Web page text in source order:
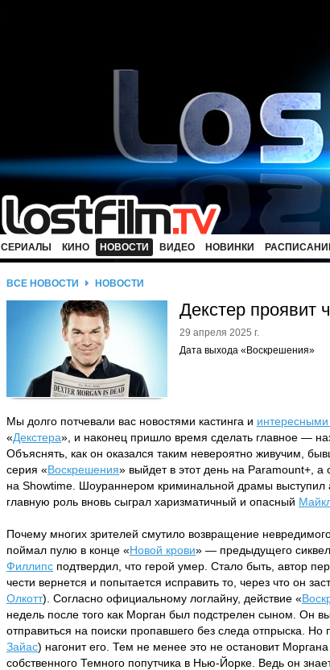
СЕРИАЛЫ КИНО НОВОСТИ ВИДЕО НОВИНКИ
ВСЕ НОВОСТИ НОВОСТИ
Декстер проявит
29 апреля 2025 г.
Дата выхода «Воскрешения»
Мы долго потчевали вас новостями кастинга и
«Декстера», и наконец пришло время сделать главное —
Объяснять, как он оказался таким невероятно живучим,
серия «Воскрешения» выйдет в этот день на Paramount+, а
на Showtime. Шоураннером криминальной драмы выступил
главную роль вновь сыграл харизматичный и опасный
Почему многих зрителей смутило возвращение
поймал пулю в конце «Новой крови» — предыдущего
Филлипс подтвердил, что герой умер. Стало быть, автор
чести вернется и попытается исправить то, через что он
Олкотт). Согласно официальному логлайну, действие «
недель после того как Морган был подстрелен сыном. Он
отправиться на поиски пропавшего без следа отпрыска.
Зайас) нагонит его. Тем не менее это не остановит
собственного Темного попутчика в Нью-Йорке. Ведь он